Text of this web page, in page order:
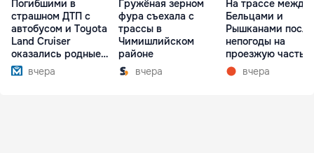
Погибшими в
страшном ДТП с
автобусом и Toyota
Land Cruiser
оказались родные
братьявчера
Гружёная зерном
фура съехала с
трассы в
Чимишлийском
районе
вчера
На трассе между
Бельцами и
Рышканами после
непогоды на
проезжую часть
упали деревья
вчера